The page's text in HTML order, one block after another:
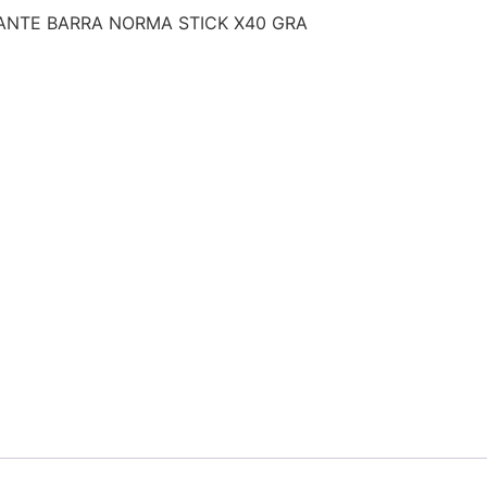
BARRA NORMA STICK X40 GRA